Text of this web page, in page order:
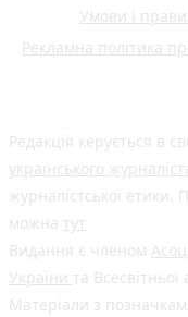
Умови і
Рекламна політика
Редакція керується в
українського
журналістської етики.
можна тут
Видання є членом
України та Всесвітньої
Матеріали з